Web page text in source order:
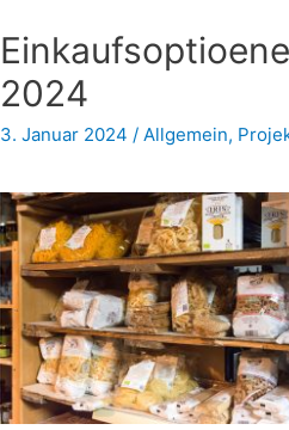
2024
3. Januar 2024 /Allgemein,